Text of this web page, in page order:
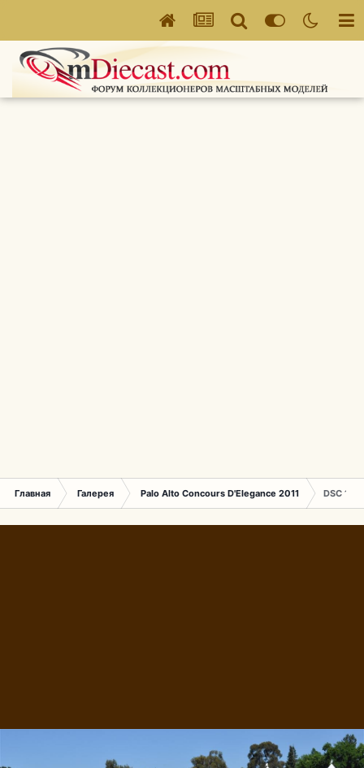
Главная Галерея Palo Alto Concours D'Elegance 2011 DSC